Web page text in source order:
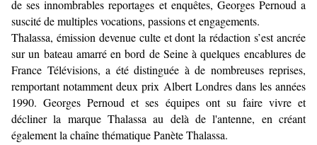
de ses innombrables reportages et enquêtes, Georges Pernoud a
suscité de multiples vocations, passions et engagements.
Thalassa, émission devenue culte et dont la rédaction s’est ancrée
sur un bateau amarré en bord de Seine à quelques encablures de
France Télévisions, a été distinguée à de nombreuses reprises,
remportant notamment deux prix Albert Londres dans les années
1990. Georges Pernoud et ses équipes ont su faire vivre et
décliner la marque Thalassa au delà de l'antenne, en créant
également la chaîne thématique Panète Thalassa.